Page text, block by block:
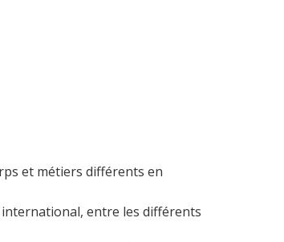
et métiers différents en
international, entre les différents